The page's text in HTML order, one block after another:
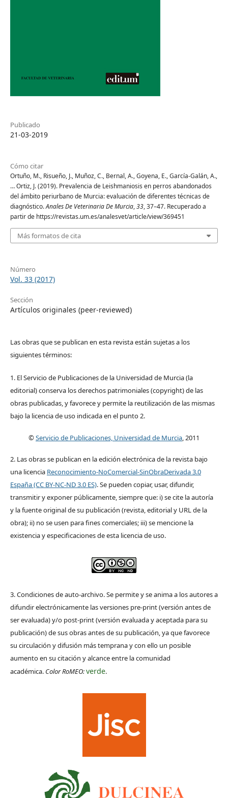
Publicado
21-03-2019
Cómo citar
Ortuño, M., Risueño, J., Muñoz, C., Bernal, A., Goyena, E., García-Galán, A.,
… Ortiz, J. (2019). Prevalencia de Leishmaniosis en perros abandonados
del ámbito periurbano de Murcia: evaluación de diferentes técnicas de
diagnóstico.Anales De Veterinaria De Murcia,33, 37–47. Recuperado a
partir de https://revistas.um.es/analesvet/article/view/369451
Más formatos de cita
Número
Vol. 33 (2017)
Sección
Artículos originales (peer-reviewed)
Las obras que se publican en esta revista están sujetas a los
siguientes términos:
1. El Servicio de Publicaciones de la Universidad de Murcia (la
editorial) conserva los derechos patrimoniales (copyright) de las
obras publicadas, y favorece y permite la reutilización de las mismas
bajo la licencia de uso indicada en el punto 2.
©Servicio de Publicaciones, Universidad de Murcia, 2011
2. Las obras se publican en la edición electrónica de la revista bajo
una licencia Reconocimiento-NoComercial-SinObraDerivada 3.0
España (CC BY-NC-ND 3.0 ES). Se pueden copiar, usar, difundir,
transmitir y exponer públicamente, siempre que: i) se cite la autoría
y la fuente original de su publicación (revista, editorial y URL de la
obra); ii) no se usen para fines comerciales; iii) se mencione la
existencia y especificaciones de esta licencia de uso.
3. Condiciones de auto-archivo. Se permite y se anima a los autores a
difundir electrónicamente las versiones pre-print (versión antes de
ser evaluada) y/o post-print (versión evaluada y aceptada para su
publicación) de sus obras antes de su publicación, ya que favorece
su circulación y difusión más temprana y con ello un posible
aumento en su citación y alcance entre la comunidad
académica. Color RoMEO:verde.